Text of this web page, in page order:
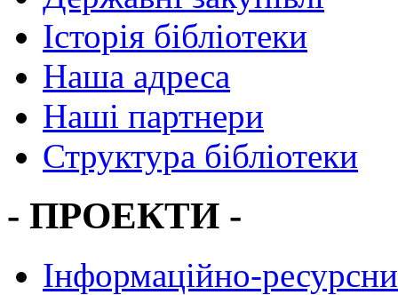
Історія бібліотеки
Наша адреса
Наші партнери
Структура бібліотеки
- ПРОЕКТИ -
Інформаційно-